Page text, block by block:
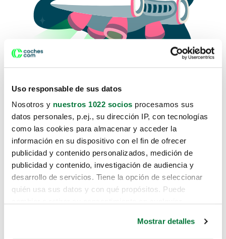
Uso responsable de sus datos
Nosotros y nuestros 1022 socios procesamos sus
datos personales, p.ej., su dirección IP, con tecnologías
como las cookies para almacenar y acceder la
información en su dispositivo con el fin de ofrecer
publicidad y contenido personalizados, medición de
publicidad y contenido, investigación de audiencia y
desarrollo de servicios. Tiene la opción de seleccionar
quién usa sus datos y con qué propósitos. Puede
Mostrar detalles
Lo sentimos, no sabemos como
te hemos traido hasta aquí.
Pero puedes encontrar el coche que estás
buscando en alguno de estos enlaces: